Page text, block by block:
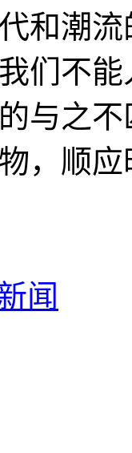
和潮
们不
与之
，顺
闻